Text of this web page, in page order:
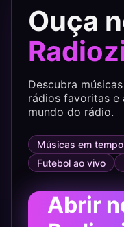
Ouça
Descubra
rádios favoritas e
mundo do rádio.
Músicas em
Futebol ao vivo
Abrir